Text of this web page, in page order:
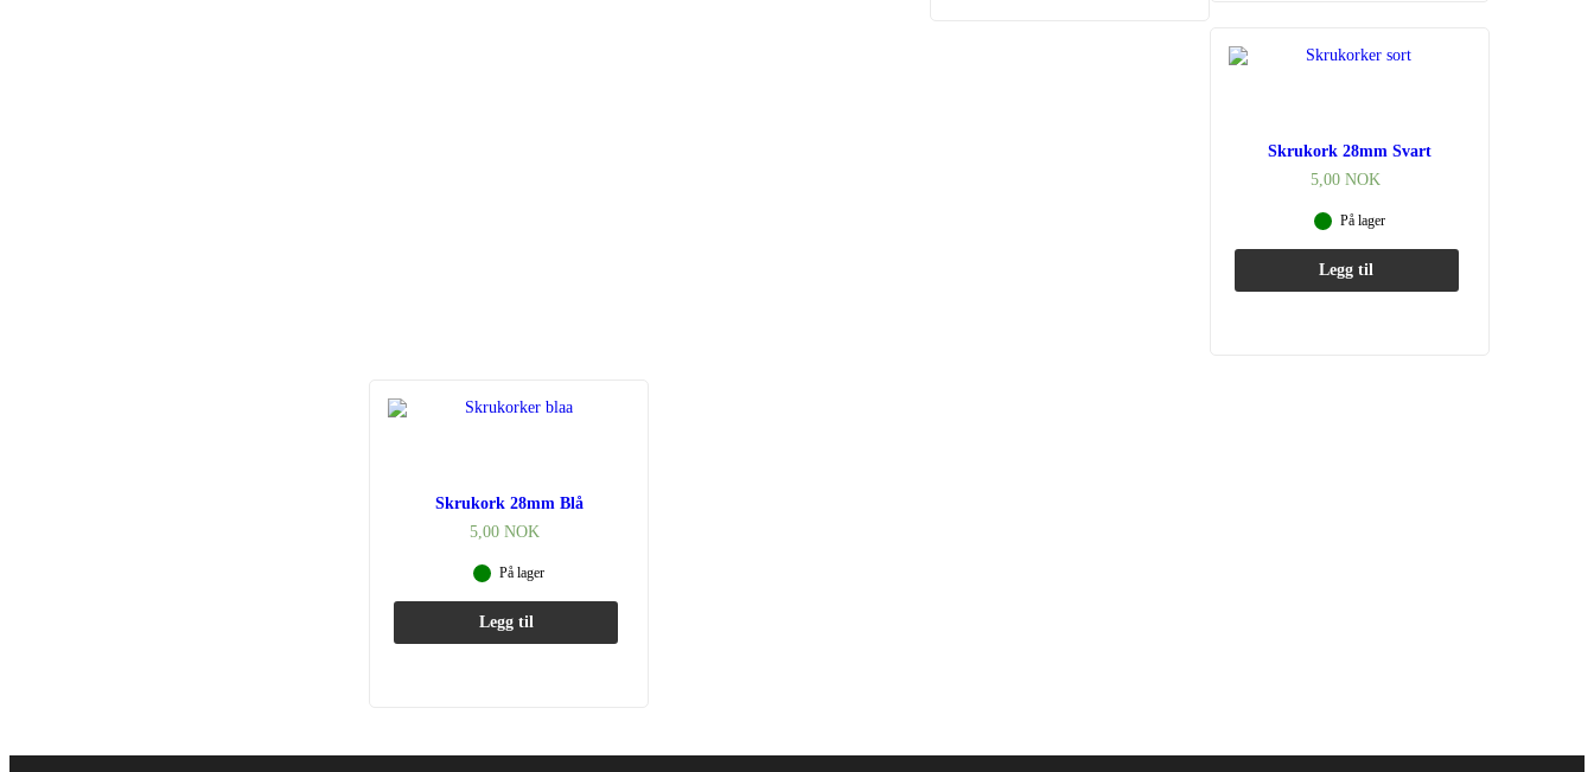
Skrukork 28mm Svart
5,00 NOK
På lager
Legg til
Skrukork 28mm Blå
5,00NOK
På lager
Legg til